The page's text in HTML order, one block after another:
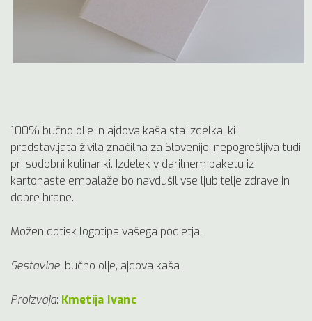
100% bučno olje in ajdova kaša sta izdelka, ki
predstavljata živila značilna za Slovenijo, nepogrešljiva tudi
pri sodobni kulinariki. Izdelek v darilnem paketu iz
kartonaste embalaže bo navdušil vse ljubitelje zdrave in
dobre hrane.
Možen dotisk logotipa vašega podjetja.
Sestavine: bučno olje, ajdova kaša
Proizvaja: Kmetija Ivanc